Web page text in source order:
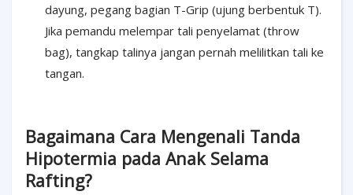
dayung, pegang bagian T-Grip (ujung berbentuk T).
Jika pemandu melempar tali penyelamat (throw
bag), tangkap talinya jangan pernah melilitkan tali ke
tangan.
Bagaimana Cara Mengenali Tanda
Hipotermia pada Anak Selama
Rafting?